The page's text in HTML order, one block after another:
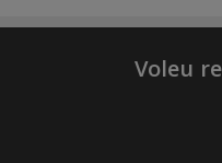
Voleu